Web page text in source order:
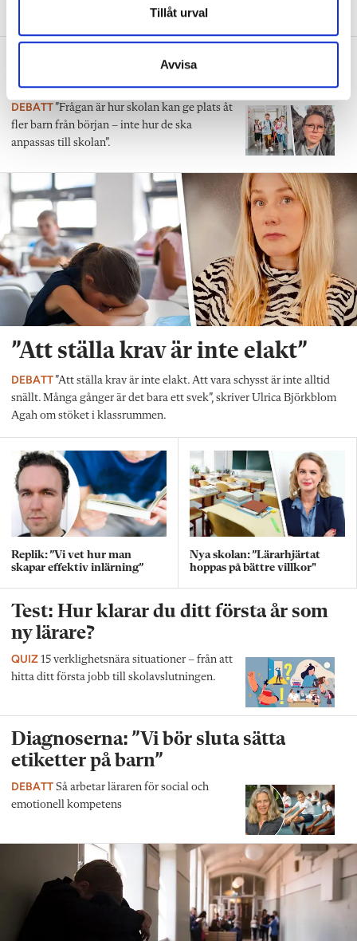
Tillåt urval
Avvisa
”Vad säger det om skolan när allt fler
barn behöver anpassas?”
DEBATT”Frågan är hur skolan kan ge plats åt
fler barn från början – inte hur de ska
anpassas till skolan”.
”Att ställa krav är inte elakt”
DEBATT”Att ställa krav är inte elakt. Att vara schysst är inte alltid
snällt. Många gånger är det bara ett svek”, skriver Ulrica Björkblom
Agah om stöket i klassrummen.
Replik: ”Vi vet hur man
skapar effektiv inlärning”
Nya skolan: ”Lärarhjärtat
hoppas på bättre villkor"
Test: Hur klarar du ditt första år som
ny lärare?
QUIZ 15 verklighetsnära situationer – från att
hitta ditt första jobb till skolavslutningen.
Diagnoserna: ”Vi bör sluta sätta
etiketter på barn”
DEBATT Så arbetar läraren för social och
emotionell kompetens